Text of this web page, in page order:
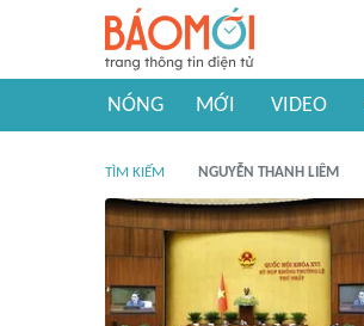
NÓNG MỚI VIDEO
TÌM KIẾM NGUYỄN THANH LIÊM